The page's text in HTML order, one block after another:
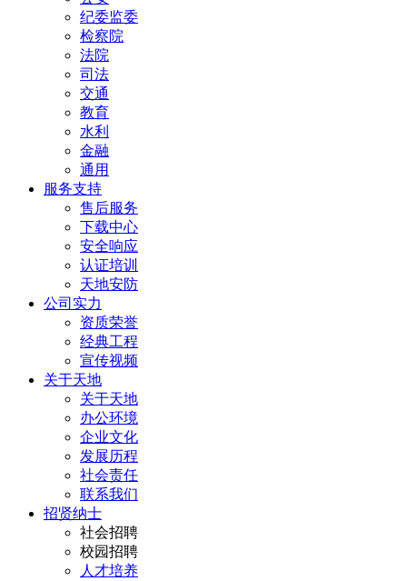
纪委监委
检察院
法院
司法
交通
教育
水利
金融
通用
服务支持
售后服务
下载中心
安全响应
认证培训
天地安防
公司实力
资质荣誉
经典工程
宣传视频
关于天地
关于天地
办公环境
企业文化
发展历程
社会责任
联系我们
招贤纳士
社会招聘
校园招聘
人才培养